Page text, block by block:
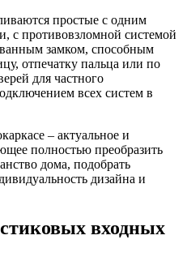
простые с одним
с противовзломной системой
замком, способным
отпечатку пальца или по
для частного
всех систем в
– актуальное и
полностью преобразить
дома, подобрать
дизайна и
входных